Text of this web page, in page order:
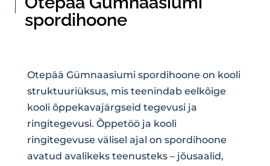
spordihoone
Otepää Gümnaasiumi spordihoone on kooli
struktuuriüksus, mis teenindab eelkõige
kooli õppekavajärgseid tegevusi ja
ringitegevusi. Õppetöö ja kooli
ringitegevuse välisel ajal on spordihoone
avatud avalikeks teenusteks – jõusaalid,